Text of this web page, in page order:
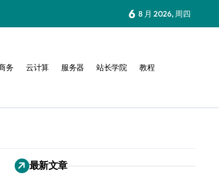
6 8 月 2026, 周四
务 云计算 服务器 站长学院 教程
最新文章